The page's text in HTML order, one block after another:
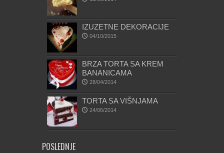
IZUZETNE DEKORACIJE
04/10/2015
BRZA TORTA SA KREM
BANANICAMA
28/04/2014
TORTA SA VIŠNJAMA
24/06/2014
POSLEDNJE